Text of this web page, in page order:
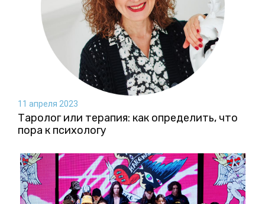
11 апреля 2023
Таролог или терапия: как определить, что
пора к психологу